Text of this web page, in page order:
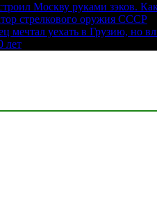
Москву руками зэков.
стрелкового оружия СССР
мечтал уехать в Грузию, но
лет